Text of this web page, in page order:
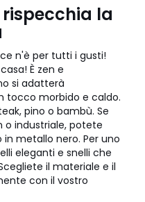
rispecchia la
n'è per tutti i gusti!
È zen e
si adatterà
tocco morbido e caldo.
pino o bambù. Se
industriale, potete
metallo nero. Per uno
eleganti e snelli che
il materiale e il
con il vostro